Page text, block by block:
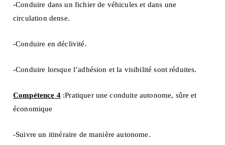
-Conduire dans un fichier de véhicules et dans une
circulation dense.
-Conduire en déclivité.
-Conduire lorsque l’adhésion et la visibilité sont réduites.
Compétence 4:Pratiquer une conduite autonome, sûre et
économique
-Suivre un itinéraire de manière autonome.